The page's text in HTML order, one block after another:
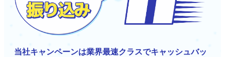
当社キャンペーンは業界最速クラスでキャッシュバッ